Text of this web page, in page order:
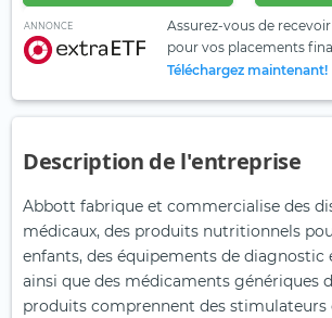
ANNONCE
Assurez-vous de
pour vos placements
Téléchargez maintenant!
Description de l'entreprise
Abbott fabrique et commercialise des
médicaux, des produits nutritionnels
enfants, des équipements de diagnostic
ainsi que des médicaments génériques
produits comprennent des stimulateurs